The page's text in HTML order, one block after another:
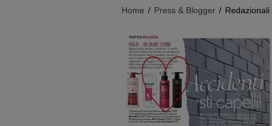
Home / Press & Blogger / Redazionali